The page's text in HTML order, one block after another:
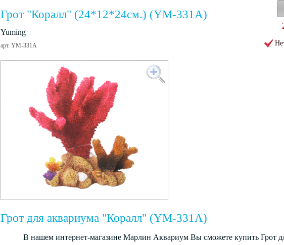
Грот "Коралл" (24*12*24см.) (YM-331A)
Yuming
арт. YM-331A
Грот для аквариума "Коралл" (YM-331A)
В нашем интернет-магазине Марлин Аквариум Вы сможете купить Грот